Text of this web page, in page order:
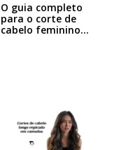
O guia completo
para o corte de
cabelo feminino…